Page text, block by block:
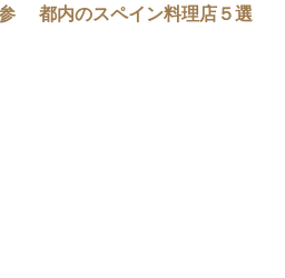
都内のスペイン料理店５選